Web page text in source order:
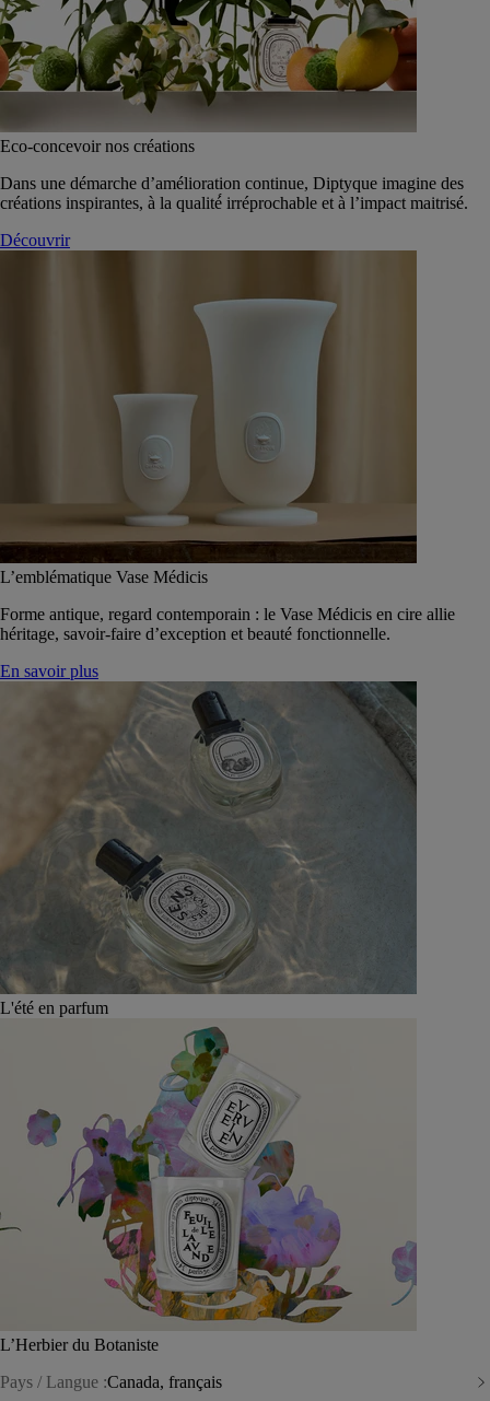
Eco-concevoir nos créations
Dans une démarche d’amélioration continue, Diptyque imagine des
créations inspirantes, à la qualité́ irréprochable et à l’impact maitrisé.
Découvrir
L’emblématique Vase Médicis
Forme antique, regard contemporain : le Vase Médicis en cire allie
héritage, savoir-faire d’exception et beauté fonctionnelle.
En savoir plus
L'été en parfum
L’Herbier du Botaniste
Pays / Langue :Canada, français